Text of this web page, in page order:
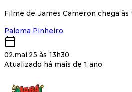
Filme de James Cameron chega
Paloma Pinheiro
02.mai.25 às 13h30
Atualizado há mais de 1 ano